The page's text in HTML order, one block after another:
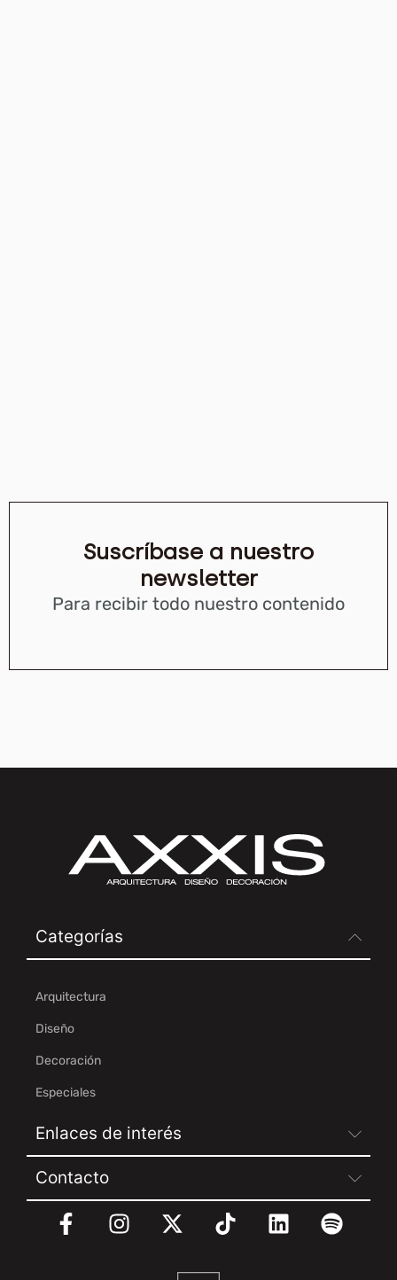
Suscríbase a nuestro
newsletter
Para recibir todo nuestro contenido
Categorías
Arquitectura
Diseño
Decoración
Especiales
Enlaces de interés
Contacto